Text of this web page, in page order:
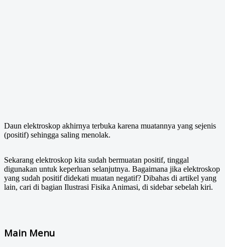
Daun elektroskop akhirnya terbuka karena muatannya yang sejenis
(positif) sehingga saling menolak.
Sekarang elektroskop kita sudah bermuatan positif, tinggal
digunakan untuk keperluan selanjutnya. Bagaimana jika elektroskop
yang sudah positif didekati muatan negatif? Dibahas di artikel yang
lain, cari di bagian Ilustrasi Fisika Animasi, di sidebar sebelah kiri.
Main Menu